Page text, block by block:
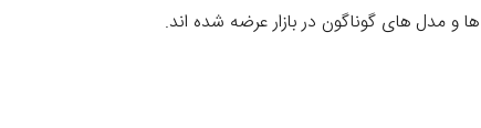
و مدل های گوناگون در بازار عرضه شده اند.